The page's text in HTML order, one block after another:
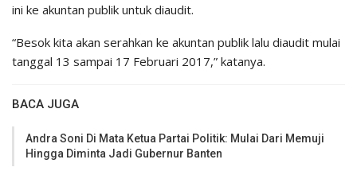
ini ke akuntan publik untuk diaudit.
“Besok kita akan serahkan ke akuntan publik lalu diaudit mulai
tanggal 13 sampai 17 Februari 2017,” katanya.
BACA JUGA
Andra Soni Di Mata Ketua Partai Politik: Mulai Dari Memuji
Hingga Diminta Jadi Gubernur Banten